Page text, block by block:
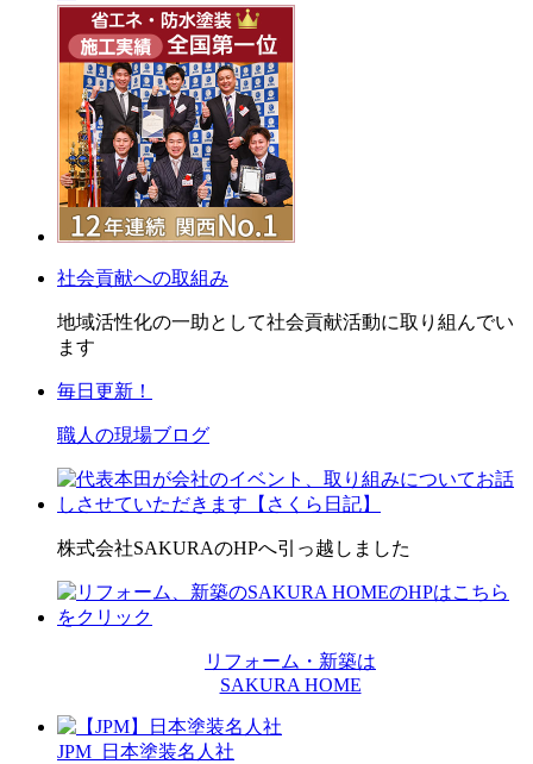
社会貢献への取組み
地域活性化の一助として社会貢献活動に取り組んでい
ます
毎日更新！
職人の現場ブログ
株式会社SAKURAのHPへ引っ越しました
リフォーム・新築は
SAKURA HOME
JPM 日本塗装名人社